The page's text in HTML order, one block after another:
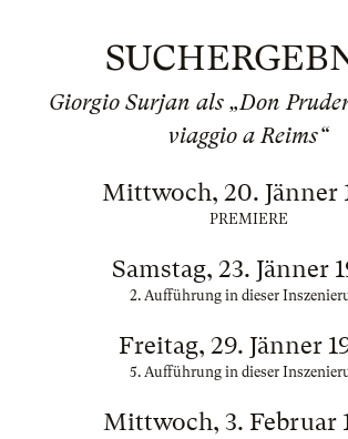
Giorgio Surjan als „Don
viaggio a Reims“
Mittwoch, 20. Jänner
PREMIERE
Samstag, 23. Jänner
2. Aufführung in dieser
Freitag, 29. Jänner
5. Aufführung in dieser
Mittwoch, 3. Februar